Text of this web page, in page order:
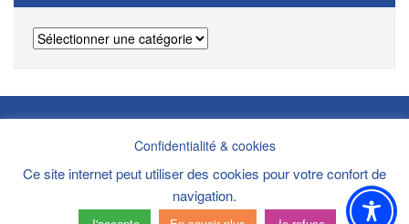
Catégories
des
Confidentialité & cookies
Ce site internet peut utiliser des cookies pour votre confort de
navigation.